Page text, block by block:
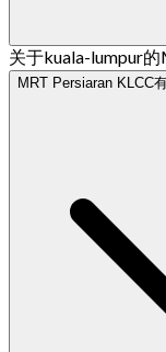
关于kuala-lumpur
MRT Persiaran KLCC